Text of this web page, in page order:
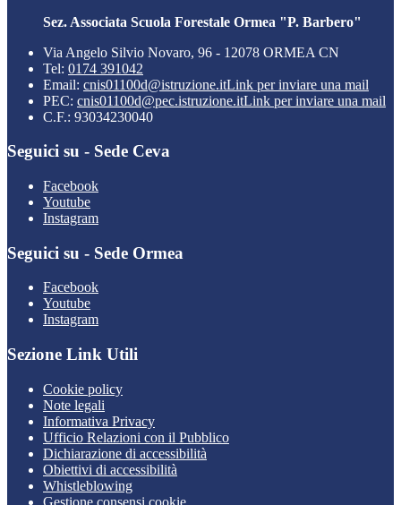
Sez. Associata Scuola Forestale Ormea "P. Barbero"
Via Angelo Silvio Novaro, 96 - 12078 ORMEA CN
Tel: 0174 391042
Email: cnis01100d@istruzione.itLink per inviare una mail
PEC: cnis01100d@pec.istruzione.itLink per inviare una mail
C.F.: 93034230040
Seguici su - Sede Ceva
Facebook
Youtube
Instagram
Seguici su - Sede Ormea
Facebook
Youtube
Instagram
Sezione Link Utili
Cookie policy
Note legali
Informativa Privacy
Ufficio Relazioni con il Pubblico
Dichiarazione di accessibilità
Obiettivi di accessibilità
Whistleblowing
Gestione consensi cookie